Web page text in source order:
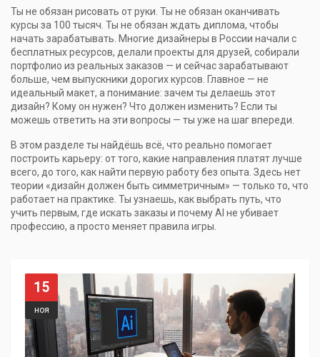
Ты не обязан рисовать от руки. Ты не обязан оканчивать
курсы за 100 тысяч. Ты не обязан ждать диплома, чтобы
начать зарабатывать. Многие дизайнеры в России начали с
бесплатных ресурсов, делали проекты для друзей, собирали
портфолио из реальных заказов — и сейчас зарабатывают
больше, чем выпускники дорогих курсов. Главное — не
идеальный макет, а понимание: зачем ты делаешь этот
дизайн? Кому он нужен? Что должен изменить? Если ты
можешь ответить на эти вопросы — ты уже на шаг впереди.
В этом разделе ты найдёшь всё, что реально помогает
построить карьеру: от того, какие направления платят лучше
всего, до того, как найти первую работу без опыта. Здесь нет
теории «дизайн должен быть симметричным» — только то, что
работает на практике. Ты узнаешь, как выбрать путь, что
учить первым, где искать заказы и почему AI не убивает
профессию, а просто меняет правила игры.
15
ноя